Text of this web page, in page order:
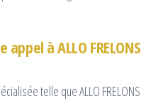
à ALLO FRELONS
telle que ALLO FRELONS